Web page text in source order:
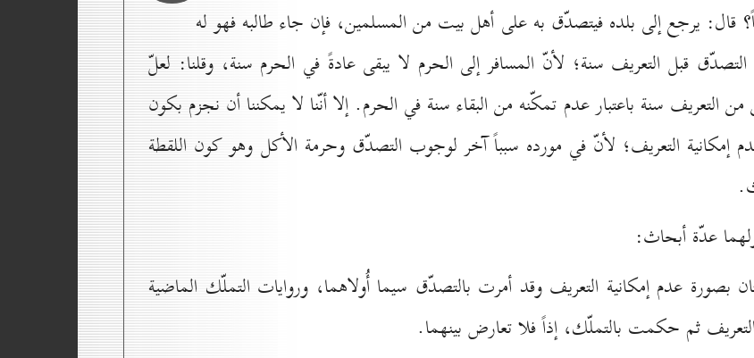
قال: يرجع إلى بلده فيتصدّق به على أهل بيت من المسلمين، فإن جاء طالبه فهو له
قبل التعريف سنة؛ لأنّ المسافر إلى الحرم لا يبقى عادةً في الحرم سنة، وقلنا: لعلّ
التعريف سنة باعتبار عدم تمكّنه من البقاء سنة في الحرم. إلا أنّنا لا يمكننا أن نجزم بكون
إمكانية التعريف؛ لأنّ في مورده سبباً آخر لوجوب التصدّق وحرمة الأكل وهو كون اللقطة
عدّة أبحاث:
بصورة عدم إمكانية التعريف وقد أمرت بالتصدّق سيما أُولاهما، وروايات التملّك الماضية
ثم حكمت بالتملّك، إذاً فلا تعارض بينهما.